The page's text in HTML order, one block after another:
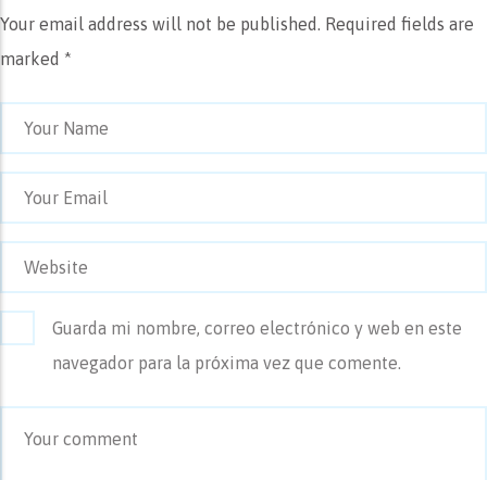
Your email address will not be published. Required fields are
marked *
Guarda mi nombre, correo electrónico y web en este
navegador para la próxima vez que comente.